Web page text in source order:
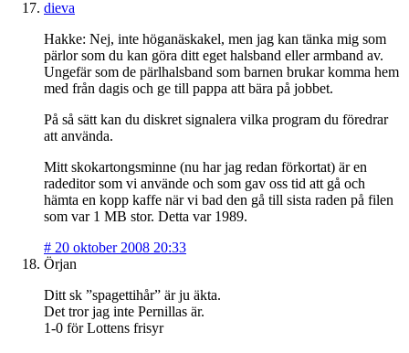
dieva
Hakke: Nej, inte höganäskakel, men jag kan tänka mig som
pärlor som du kan göra ditt eget halsband eller armband av.
Ungefär som de pärlhalsband som barnen brukar komma hem
med från dagis och ge till pappa att bära på jobbet.
På så sätt kan du diskret signalera vilka program du föredrar
att använda.
Mitt skokartongsminne (nu har jag redan förkortat) är en
radeditor som vi använde och som gav oss tid att gå och
hämta en kopp kaffe när vi bad den gå till sista raden på filen
som var 1 MB stor. Detta var 1989.
# 20 oktober 2008 20:33
Örjan
Ditt sk ”spagettihår” är ju äkta.
Det tror jag inte Pernillas är.
1-0 för Lottens frisyr